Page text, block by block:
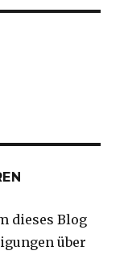
dieses Blog
über